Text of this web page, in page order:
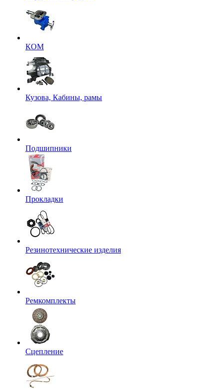
КОМ
Кузова, Кабины, рамы
Подшипники
Прокладки
Резинотехнические изделия
Ремкомплекты
Сцепление